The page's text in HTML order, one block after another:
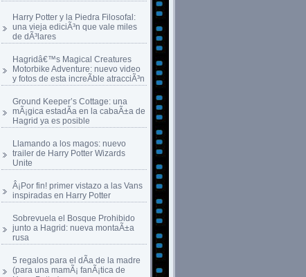
Harry Potter y la Piedra Filosofal:
una vieja ediciÃ³n que vale miles
de dÃ³lares
Hagridâ€™s Magical Creatures
Motorbike Adventure: nuevo video
y fotos de esta increÃ­ble atracciÃ³n
Ground Keeper’s Cottage: una
mÃ¡gica estadÃ­a en la cabaÃ±a de
Hagrid ya es posible
Llamando a los magos: nuevo
trailer de Harry Potter Wizards
Unite
Â¡Por fin! primer vistazo a las Vans
inspiradas en Harry Potter
Sobrevuela el Bosque Prohibido
junto a Hagrid: nueva montaÃ±a
rusa
5 regalos para el dÃ­a de la madre
(para una mamÃ¡ fanÃ¡tica de